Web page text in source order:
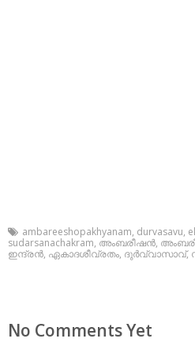
ambareeshopakhyanam, durvasavu,
sudarsanachakram, അംബരീഷന്‍,
ഇന്ദ്രന്‍, ഏകാദശീവ്രതം, ദുര്‍വ്വാസാവ്,
No Comments Yet